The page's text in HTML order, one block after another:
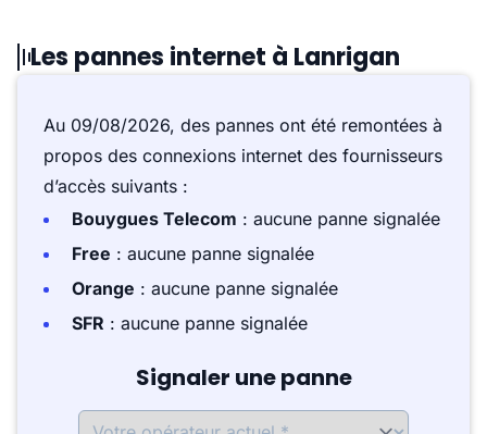
Les pannes internet à Lanrigan
Au 09/08/2026, des pannes ont été remontées à
propos des connexions internet des fournisseurs
d’accès suivants :
Bouygues Telecom : aucune panne signalée
Free : aucune panne signalée
Orange : aucune panne signalée
SFR : aucune panne signalée
Signaler une panne